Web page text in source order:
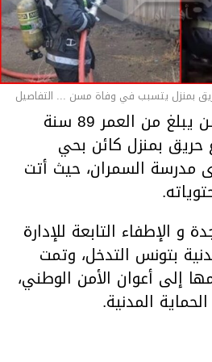
بمنزل يتسبب في وفاة مسن ... التفاصيل
توفي يوم أمس مسن يبلغ من العمر 89 سنة
حريق بمنزل كائن بحي
مدرسة السمران، حيث أتت
و الإطفاء التابعة للإدارة
بتونس التدخل، وتمت
إلى أعوان الأمن الوطني،
المدنية.